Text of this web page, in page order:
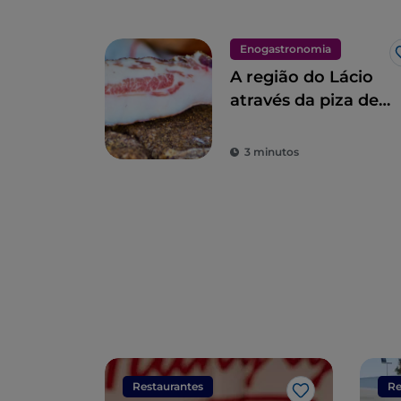
Enogastronomia
A região do Lácio
através da piza de
3 minutos
Restaurantes